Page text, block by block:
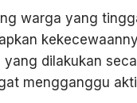
warga yang
yang dilakukan
mengganggu